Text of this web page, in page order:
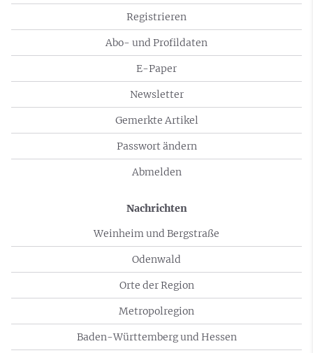
Registrieren
Abo- und Profildaten
E-Paper
Newsletter
Gemerkte Artikel
Passwort ändern
Abmelden
Nachrichten
Weinheim und Bergstraße
Odenwald
Orte der Region
Metropolregion
Baden-Württemberg und Hessen